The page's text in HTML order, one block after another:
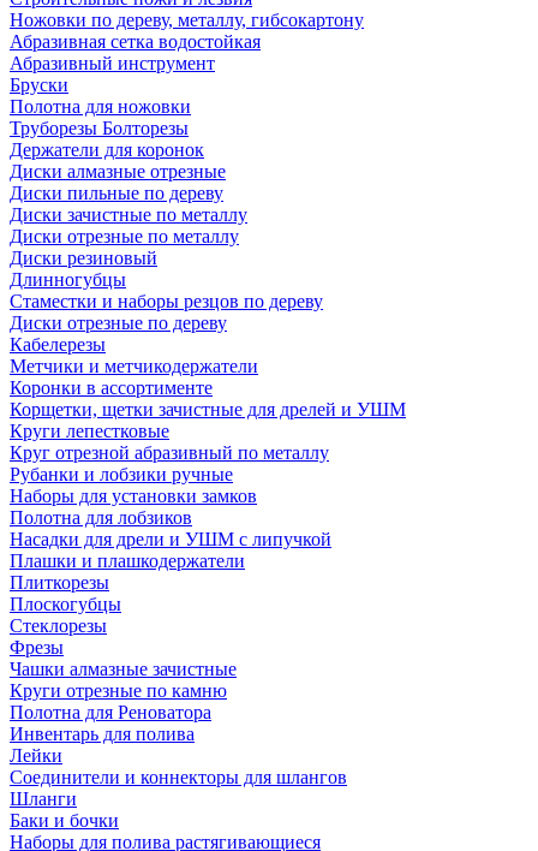
Ножовки по дереву, металлу, гибсокартону
Абразивная сетка водостойкая
Абразивный инструмент
Бруски
Полотна для ножовки
Труборезы Болторезы
Держатели для коронок
Диски алмазные отрезные
Диски пильные по дереву
Диски зачистные по металлу
Диски отрезные по металлу
Диски резиновый
Длинногубцы
Стаместки и наборы резцов по дереву
Диски отрезные по дереву
Кабелерезы
Метчики и метчикодержатели
Коронки в ассортименте
Корщетки, щетки зачистные для дрелей и УШМ
Круги лепестковые
Круг отрезной абразивный по металлу
Рубанки и лобзики ручные
Наборы для установки замков
Полотна для лобзиков
Насадки для дрели и УШМ с липучкой
Плашки и плашкодержатели
Плиткорезы
Плоскогубцы
Стеклорезы
Фрезы
Чашки алмазные зачистные
Круги отрезные по камню
Полотна для Реноватора
Инвентарь для полива
Лейки
Соединители и коннекторы для шлангов
Шланги
Баки и бочки
Наборы для полива растягивающиеся